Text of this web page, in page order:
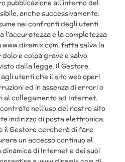
pubblicazione all’interno del
anche successivamente.
nei confronti degli utenti
l’accuratezza e la completezza
fatta salva la
e colpa grave e salvo
dalla legge. Il Gestore,
utenti che il sito web operi
ed in assenza di errori o
al collegamento ad Internet.
nell’uso del nostro sito
indirizzo di posta elettronica:
il Gestore cercherà di fare
un accesso continuo al
di Internet e dei suoi